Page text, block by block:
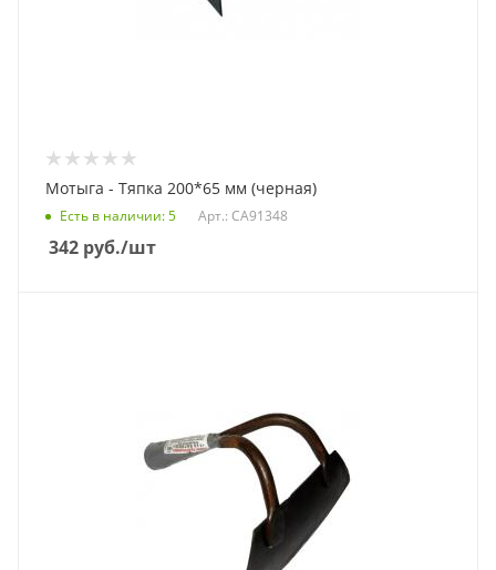
Мотыга - Тяпка 200*65 мм (черная)
Есть в наличии: 5 Арт.: СА91348
342 руб./шт